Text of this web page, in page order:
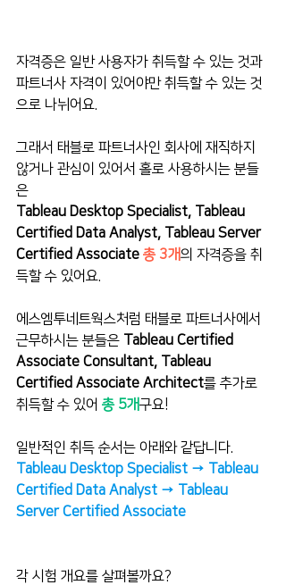
자격증은 일반 사용자가 취득할 수 있는 것과
파트너사 자격이 있어야만 취득할 수 있는 것
으로 나뉘어요.
그래서 태블로 파트너사인 회사에 재직하지
않거나 관심이 있어서 홀로 사용하시는 분들
은
Tableau Desktop Specialist, Tableau
Certified Data Analyst, Tableau Server
Certified Associate 총 3개의 자격증을 취
득할 수 있어요.
에스엠투네트웍스처럼 태블로 파트너사에서
근무하시는 분들은 Tableau Certified
Associate Consultant, Tableau
Certified Associate Architect를 추가로
취득할 수 있어 총 5개구요!
일반적인 취득 순서는 아래와 같답니다.
Tableau Desktop Specialist → Tableau
Certified Data Analyst → Tableau
Server Certified Associate
각 시험 개요를 살펴볼까요?